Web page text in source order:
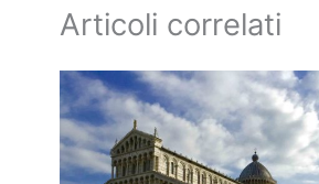
Articoli correlati